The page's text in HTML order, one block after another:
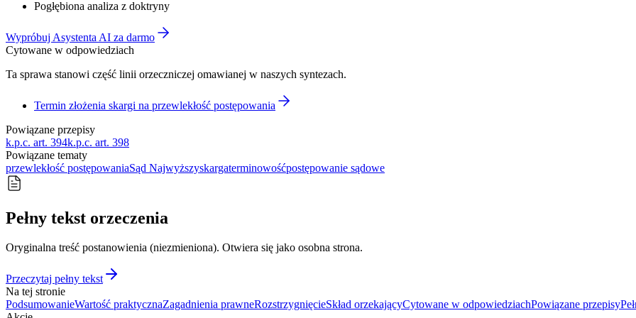
Pogłębiona analiza z doktryny
Wypróbuj Asystenta AI za darmo
Cytowane w odpowiedziach
Ta sprawa stanowi część linii orzeczniczej omawianej w naszych syntezach.
Termin złożenia skargi na przewlekłość postępowania
Powiązane przepisy
k.p.c. art. 394k.p.c. art. 398
Powiązane tematy
przewlekłość postępowaniaSąd Najwyższyskargaterminowośćpostępowanie sądowe
Pełny tekst orzeczenia
Oryginalna treść postanowienia (niezmieniona). Otwiera się jako osobna strona.
Przeczytaj pełny tekst
Na tej stronie
PodsumowanieWartość praktycznaZagadnienia prawneRozstrzygnięcieSkład orzekającyCytowane w odpowiedziachPowiązane przepisy